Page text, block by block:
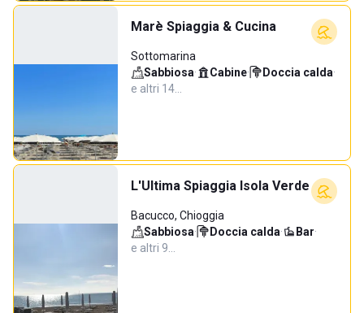
Marè Spiaggia & Cucina
Sottomarina
Sabbiosa· Cabine· Doccia calda·
e altri 14…
L'Ultima Spiaggia Isola Verde
Bacucco, Chioggia
Sabbiosa· Doccia calda· Bar·
e altri 9…